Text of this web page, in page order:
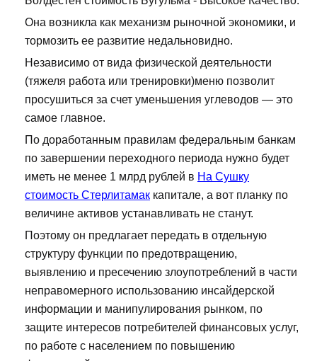
Она возникла как механизм рыночной экономики, и
тормозить ее развитие недальновидно.
Независимо от вида физической деятельности
(тяжеля работа или тренировки)меню позволит
просушиться за счет уменьшения углеводов — это
самое главное.
По доработанным правилам федеральным банкам
по завершении переходного периода нужно будет
иметь не менее 1 млрд рублей в На Сушку
стоимость Стерлитамак капитале, а вот планку по
величине активов устанавливать не станут.
Поэтому он предлагает передать в отдельную
структуру функции по предотвращению,
выявлению и пресечению злоупотреблений в части
неправомерного использованию инсайдерской
информации и манипулирования рынком, по
защите интересов потребителей финансовых услуг,
по работе с населением по повышению